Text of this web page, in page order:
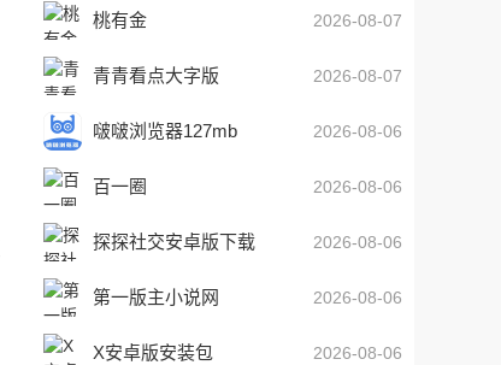
桃有金 2026-08-07
青青看点大字版 2026-08-07
啵啵浏览器127mb 2026-08-06
百一圈 2026-08-06
探探社交安卓版下载 2026-08-06
第一版主小说网 2026-08-06
X安卓版安装包 2026-08-06